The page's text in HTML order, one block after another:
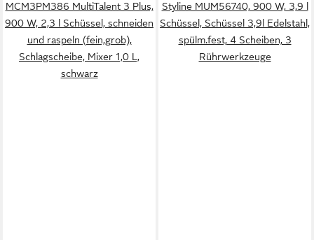
MCM3PM386 MultiTalent 3 Plus,
900 W, 2,3 l Schüssel, schneiden
und raspeln (fein,grob),
Schlagscheibe, Mixer 1,0 L,
schwarz
Styline MUM56740, 900 W, 3,9 l
Schüssel, Schüssel 3,9l Edelstahl,
spülm.fest, 4 Scheiben, 3
Rührwerkzeuge